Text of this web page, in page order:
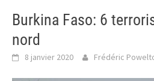
Burkina Faso: 6
nord
8 janvier 2020 Frédéric